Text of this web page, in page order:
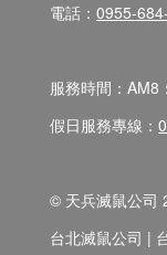
電話： 0955-
服務時間：AM8
假日服務專線：
© 天兵滅鼠公司
台北滅鼠公司 |